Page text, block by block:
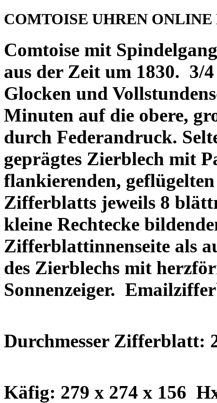
COMTOISE UHREN ONLINE
Comtoise mit
aus der Zeit um 1830. 3/
Glocken und
Minuten auf die obere,
durch Federandruck.
geprägtes Zierblech mit
flankierenden,
Zifferblatts jeweils 8
kleine Rechtecke
Zifferblattinnenseite als
des Zierblechs mit
Sonnenzeiger.
Durchmesser Zifferblatt:
Käfig: 279 x 274 x 156